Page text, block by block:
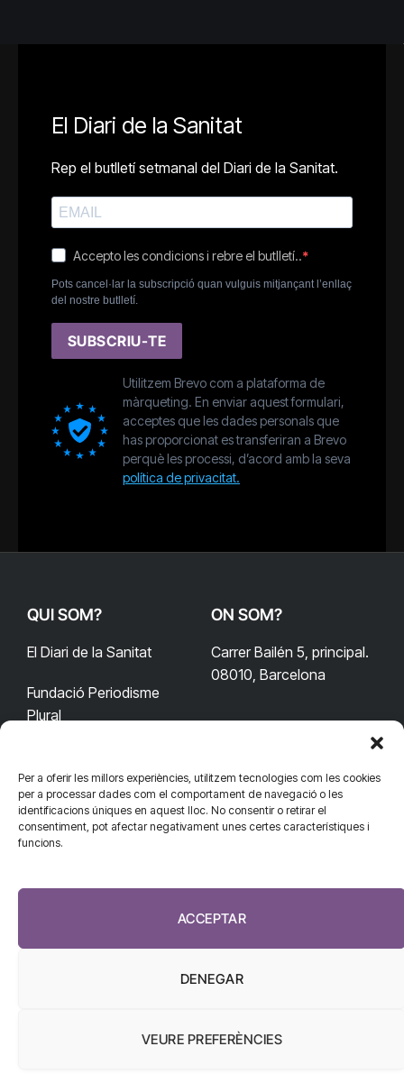
Per a oferir les millors experiències, utilitzem tecnologies com les cookies
per a processar dades com el comportament de navegació o les
identificacions úniques en aquest lloc. No consentir o retirar el
consentiment, pot afectar negativament unes certes característiques i
funcions.
ACCEPTAR
DENEGAR
VEURE PREFERÈNCIES
El Diari de la Sanitat
Rep el butlletí setmanal del Diari de la Sanitat.
Accepto les condicions i rebre el butlletí..
Pots cancel·lar la subscripció quan vulguis mitjançant l’enllaç
del nostre butlletí.
SUBSCRIU-TE
Utilitzem Brevo com a plataforma de
màrqueting. En enviar aquest formulari,
acceptes que les dades personals que
has proporcionat es transferiran a Brevo
perquè les processi, d’acord amb la seva
política de privacitat.
QUI SOM?
El Diari de la Sanitat
Fundació Periodisme
Plural
ON SOM?
Carrer Bailén 5, principal.
08010, Barcelona
CONTACTA'NS
redaccio@diarisanitat.cat
932 311 247
CONNECTA